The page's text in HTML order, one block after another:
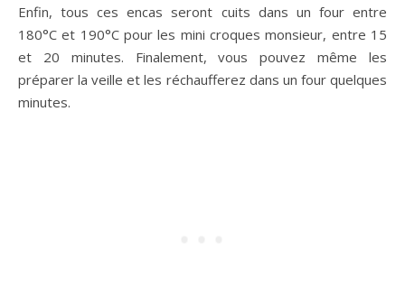
Enfin, tous ces encas seront cuits dans un four entre
180°C et 190°C pour les mini croques monsieur, entre 15
et 20 minutes. Finalement, vous pouvez même les
préparer la veille et les réchaufferez dans un four quelques
minutes.